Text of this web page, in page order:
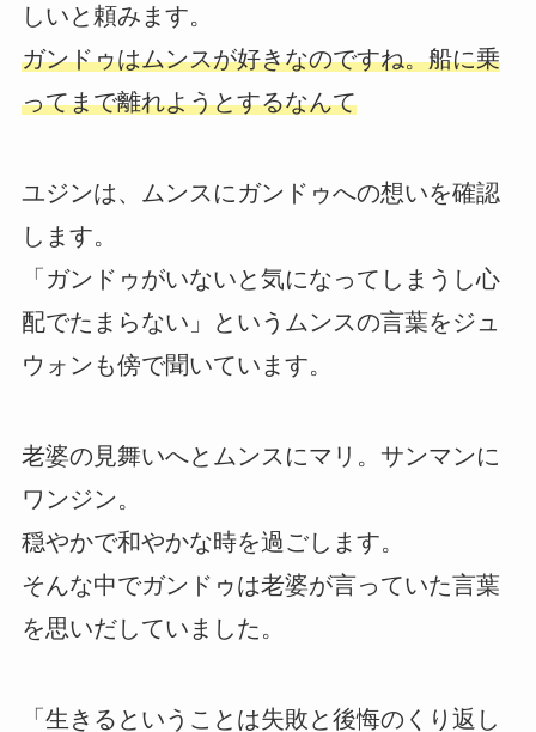
しいと頼みます。
ガンドゥはムンスが好きなのですね。船に乗
ってまで離れようとするなんて
ユジンは、ムンスにガンドゥへの想いを確認
します。
「ガンドゥがいないと気になってしまうし心
配でたまらない」というムンスの言葉をジュ
ウォンも傍で聞いています。
老婆の見舞いへとムンスにマリ。サンマンに
ワンジン。
穏やかで和やかな時を過ごします。
そんな中でガンドゥは老婆が言っていた言葉
を思いだしていました。
「生きるということは失敗と後悔のくり返し